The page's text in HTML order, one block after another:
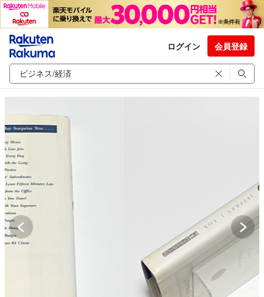
ログイン 会員登録